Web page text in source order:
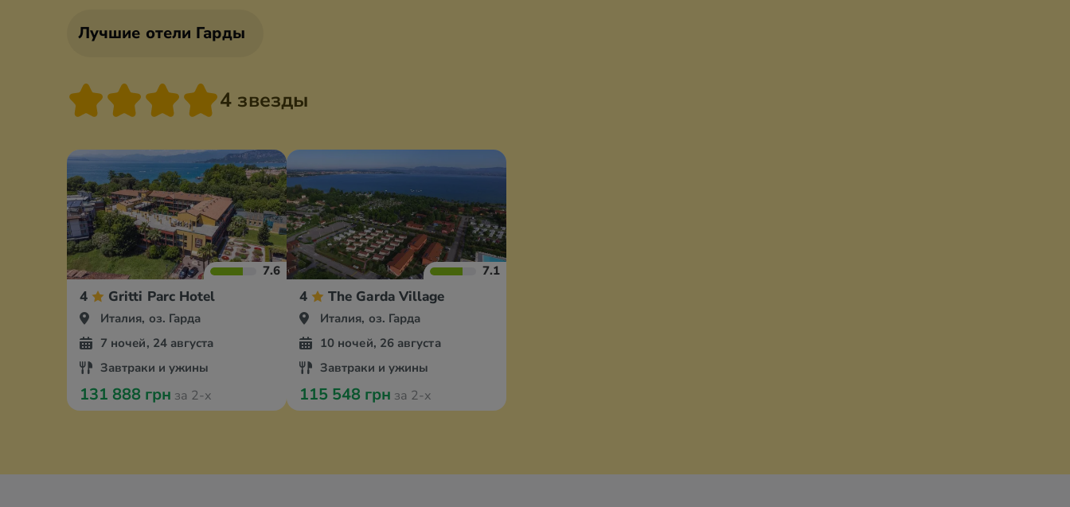
Лучшие отели Гарды
4 звезды
7.6
4 Gritti Parc Hotel
Италия, оз. Гарда
7 ночей, 24 августа
Завтраки и ужины
131 888 грн за 2-х
7.1
4 The Garda Village
Италия, оз. Гарда
10 ночей, 26 августа
Завтраки и ужины
115 548 грн за 2-х